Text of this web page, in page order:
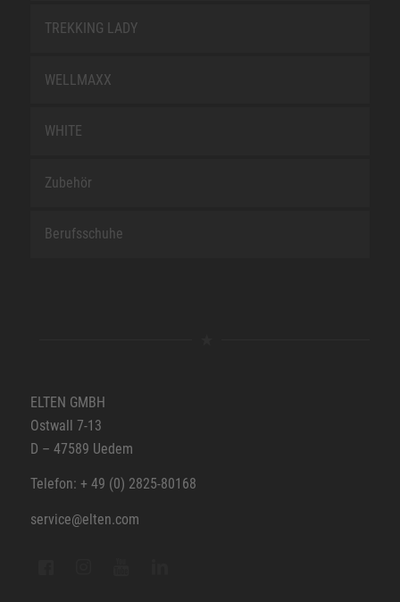
TREKKING LADY
WELLMAXX
WHITE
Zubehör
Berufsschuhe
ELTEN GMBH
Ostwall 7-13
D – 47589 Uedem
Telefon: + 49 (0) 2825-80168
service@elten.com